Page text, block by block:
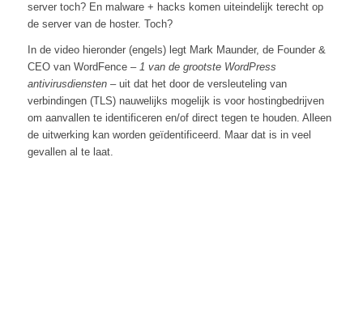
server toch? En malware + hacks komen uiteindelijk terecht op
de server van de hoster. Toch?
In de video hieronder (engels) legt Mark Maunder, de Founder &
CEO van WordFence – 1 van de grootste WordPress
antivirusdiensten– uit dat het door de versleuteling van
verbindingen (TLS) nauwelijks mogelijk is voor hostingbedrijven
om aanvallen te identificeren en/of direct tegen te houden. Alleen
de uitwerking kan worden geïdentificeerd. Maar dat is in veel
gevallen al te laat.